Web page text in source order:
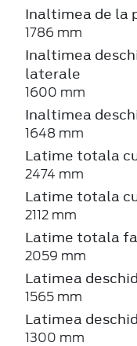
Inaltimea de la
1786 mm
Inaltimea
laterale
1600 mm
Inaltimea
1648 mm
Latime totala
2474 mm
Latime totala
2112 mm
Latime totala
2059 mm
Latimea
1565 mm
Latimea
1300 mm